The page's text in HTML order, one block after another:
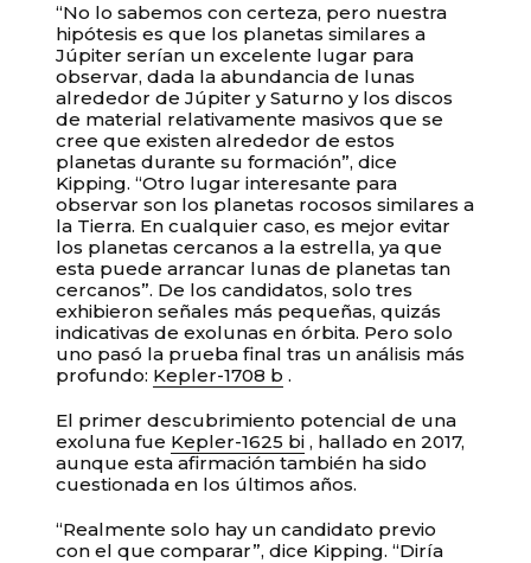
“No lo sabemos con certeza, pero nuestra
hipótesis es que los planetas similares a
Júpiter serían un excelente lugar para
observar, dada la abundancia de lunas
alrededor de Júpiter y Saturno y los discos
de material relativamente masivos que se
cree que existen alrededor de estos
planetas durante su formación”, dice
Kipping. “Otro lugar interesante para
observar son los planetas rocosos similares a
la Tierra. En cualquier caso, es mejor evitar
los planetas cercanos a la estrella, ya que
esta puede arrancar lunas de planetas tan
cercanos”. De los candidatos, solo tres
exhibieron señales más pequeñas, quizás
indicativas de exolunas en órbita. Pero solo
uno pasó la prueba final tras un análisis más
profundo: Kepler-1708 b .
El primer descubrimiento potencial de una
exoluna fue Kepler-1625 bi , hallado en 2017,
aunque esta afirmación también ha sido
cuestionada en los últimos años.
“Realmente solo hay un candidato previo
con el que comparar”, dice Kipping. “Diría